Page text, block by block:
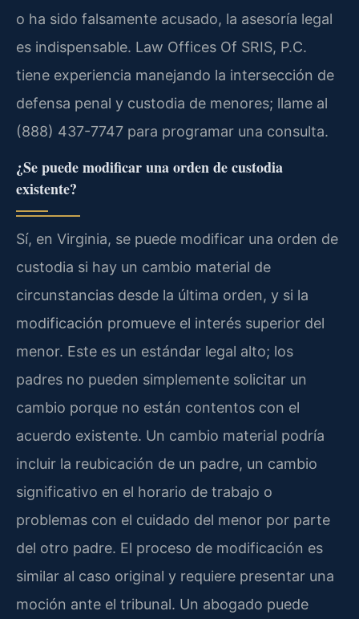
o ha sido falsamente acusado, la asesoría legal
es indispensable. Law Offices Of SRIS, P.C.
tiene experiencia manejando la intersección de
defensa penal y custodia de menores; llame al
(888) 437-7747 para programar una consulta.
¿Se puede modificar una orden de custodia
existente?
Sí, en Virginia, se puede modificar una orden de
custodia si hay un cambio material de
circunstancias desde la última orden, y si la
modificación promueve el interés superior del
menor. Este es un estándar legal alto; los
padres no pueden simplemente solicitar un
cambio porque no están contentos con el
acuerdo existente. Un cambio material podría
incluir la reubicación de un padre, un cambio
significativo en el horario de trabajo o
problemas con el cuidado del menor por parte
del otro padre. El proceso de modificación es
similar al caso original y requiere presentar una
moción ante el tribunal. Un abogado puede